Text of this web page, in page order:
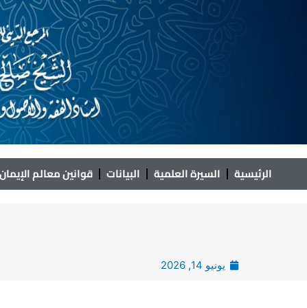
الرئيسية السيرة العلمية البيانات قوانين معالم الإيمان
يونيو 14, 2026